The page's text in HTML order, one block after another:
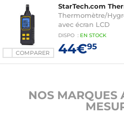
COMPARER
StarTech.com
Thermomètre/
avec écran LCD
DISPO : EN STOCK
44€95
NOS MARQUES